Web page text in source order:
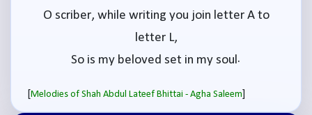
O scriber, while writing you join letter A to
letter L,
So is my beloved set in my soul.
[Melodies of Shah Abdul Lateef Bhittai - Agha Saleem